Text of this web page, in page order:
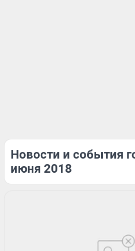
Новости и события
июня 2018